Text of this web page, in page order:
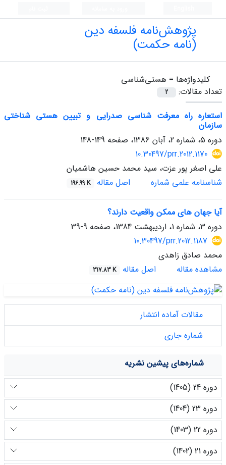
پژوهش‌نامه فلسفه دین
(نامه حکمت)
کلیدواژه‌ها = هستی‌شناسی
تعداد مقالات:
2
استعاره راه معرفت شناسی صدرایی و تبیین هستی شناختی
سازمان
دوره 5، شماره 2، آبان 1386، صفحه
149-148
10.30497/prr.2012.1170
علی اصغر پور عزت، سید محمد حسین هاشمیان
شناسنامه علمی شماره
اصل مقاله 196.99 K
آیا جهان های ممکن واقعیت دارند؟
دوره 3، شماره 1، اردیبهشت 1384، صفحه
9-39
10.30497/prr.2012.1187
محمد صادق زاهدی
مشاهده مقاله
اصل مقاله 317.83 K
مقالات آماده انتشار
شماره جاری
شماره‌های پیشین نشریه
دوره 24 (1405)
دوره 23 (1404)
دوره 22 (1403)
دوره 21 (1402)